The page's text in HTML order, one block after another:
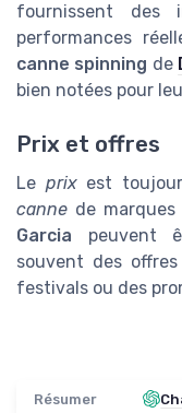
fournissent des
performances
canne spinning de
bien notées pour
Prix et offres
Le prixest
canne de
Garcia peuvent
souvent des
festivals ou des
Résumer